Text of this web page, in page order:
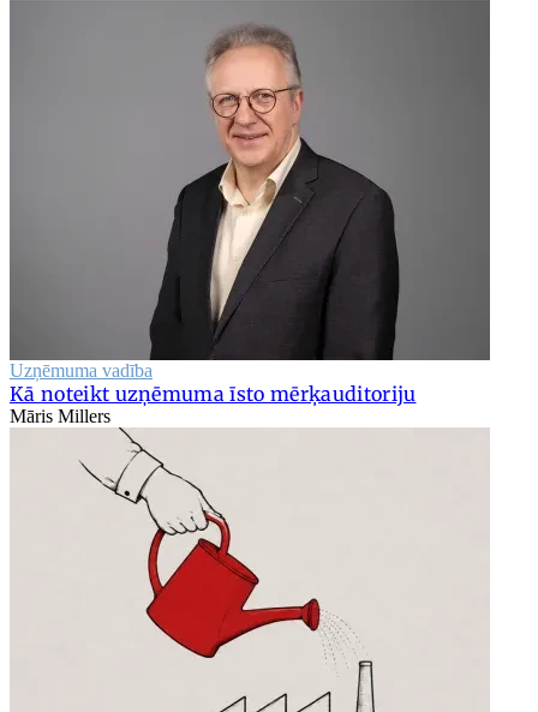
Uzņēmuma vadība
Kā noteikt uzņēmuma īsto mērķauditoriju
Māris Millers